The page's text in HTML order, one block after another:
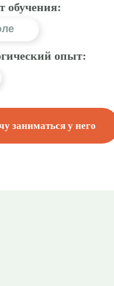
обучения:
опыт:
заниматься у него